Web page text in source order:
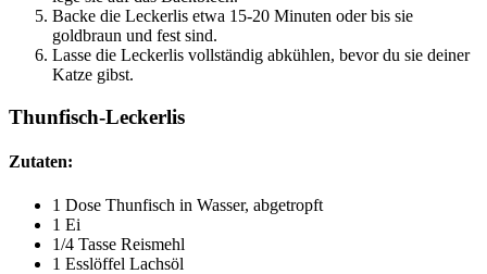
Backe die Leckerlis etwa 15-20 Minuten oder bis sie
goldbraun und fest sind.
Lasse die Leckerlis vollständig abkühlen, bevor du sie deiner
Katze gibst.
Thunfisch-Leckerlis
Zutaten:
1 Dose Thunfisch in Wasser, abgetropft
1 Ei
1/4 Tasse Reismehl
1 Esslöffel Lachsöl